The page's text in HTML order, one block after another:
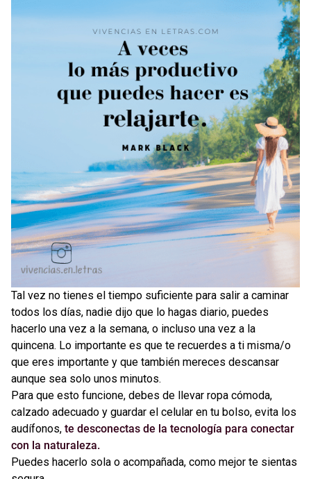
Tal vez no tienes el tiempo suficiente para salir a caminar
todos los días, nadie dijo que lo hagas diario, puedes
hacerlo una vez a la semana, o incluso una vez a la
quincena. Lo importante es que te recuerdes a ti misma/o
que eres importante y que también mereces descansar
aunque sea solo unos minutos.
Para que esto funcione, debes de llevar ropa cómoda,
calzado adecuado y guardar el celular en tu bolso, evita los
audífonos, te desconectas de la tecnología para conectar
con la naturaleza.
Puedes hacerlo sola o acompañada, como mejor te sientas